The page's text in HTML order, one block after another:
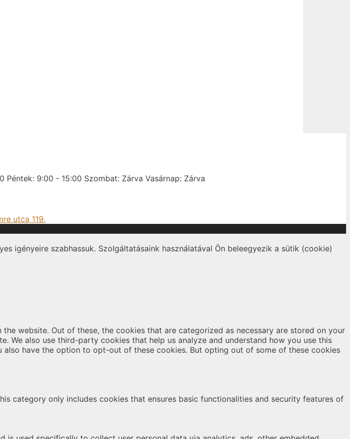
Péntek: 9:00 - 15:00 Szombat: Zárva Vasárnap: Zárva
utca 119.
igényeire szabhassuk. Szolgáltatásaink használatával Ön beleegyezik a sütik (cookie)
website. Out of these, the cookies that are categorized as necessary are stored on your
also use third-party cookies that help us analyze and understand how you use this
have the option to opt-out of these cookies. But opting out of some of these cookies
category only includes cookies that ensures basic functionalities and security features of